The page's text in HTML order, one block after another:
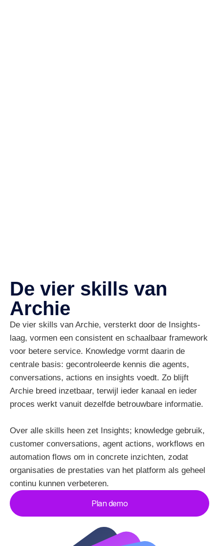
De vier skills van
Archie
De vier skills van Archie, versterkt door de Insights-
laag, vormen een consistent en schaalbaar framework
voor betere service. Knowledge vormt daarin de
centrale basis: gecontroleerde kennis die agents,
conversations, actions en insights voedt. Zo blijft
Archie breed inzetbaar, terwijl ieder kanaal en ieder
proces werkt vanuit dezelfde betrouwbare informatie.
Over alle skills heen zet Insights; knowledge gebruik,
customer conversations, agent actions, workflows en
automation flows om in concrete inzichten, zodat
organisaties de prestaties van het platform als geheel
continu kunnen verbeteren.
Plan demo